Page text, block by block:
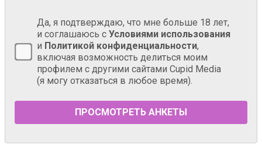
Да, я подтверждаю, что мне больше 18 лет,
и соглашаюсь с Условиями использования
и Политикой конфиденциальности,
включая возможность делиться моим
профилем с другими сайтами Cupid Media
(я могу отказаться в любое время).